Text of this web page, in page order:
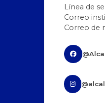
Línea de
Correo
Correo de